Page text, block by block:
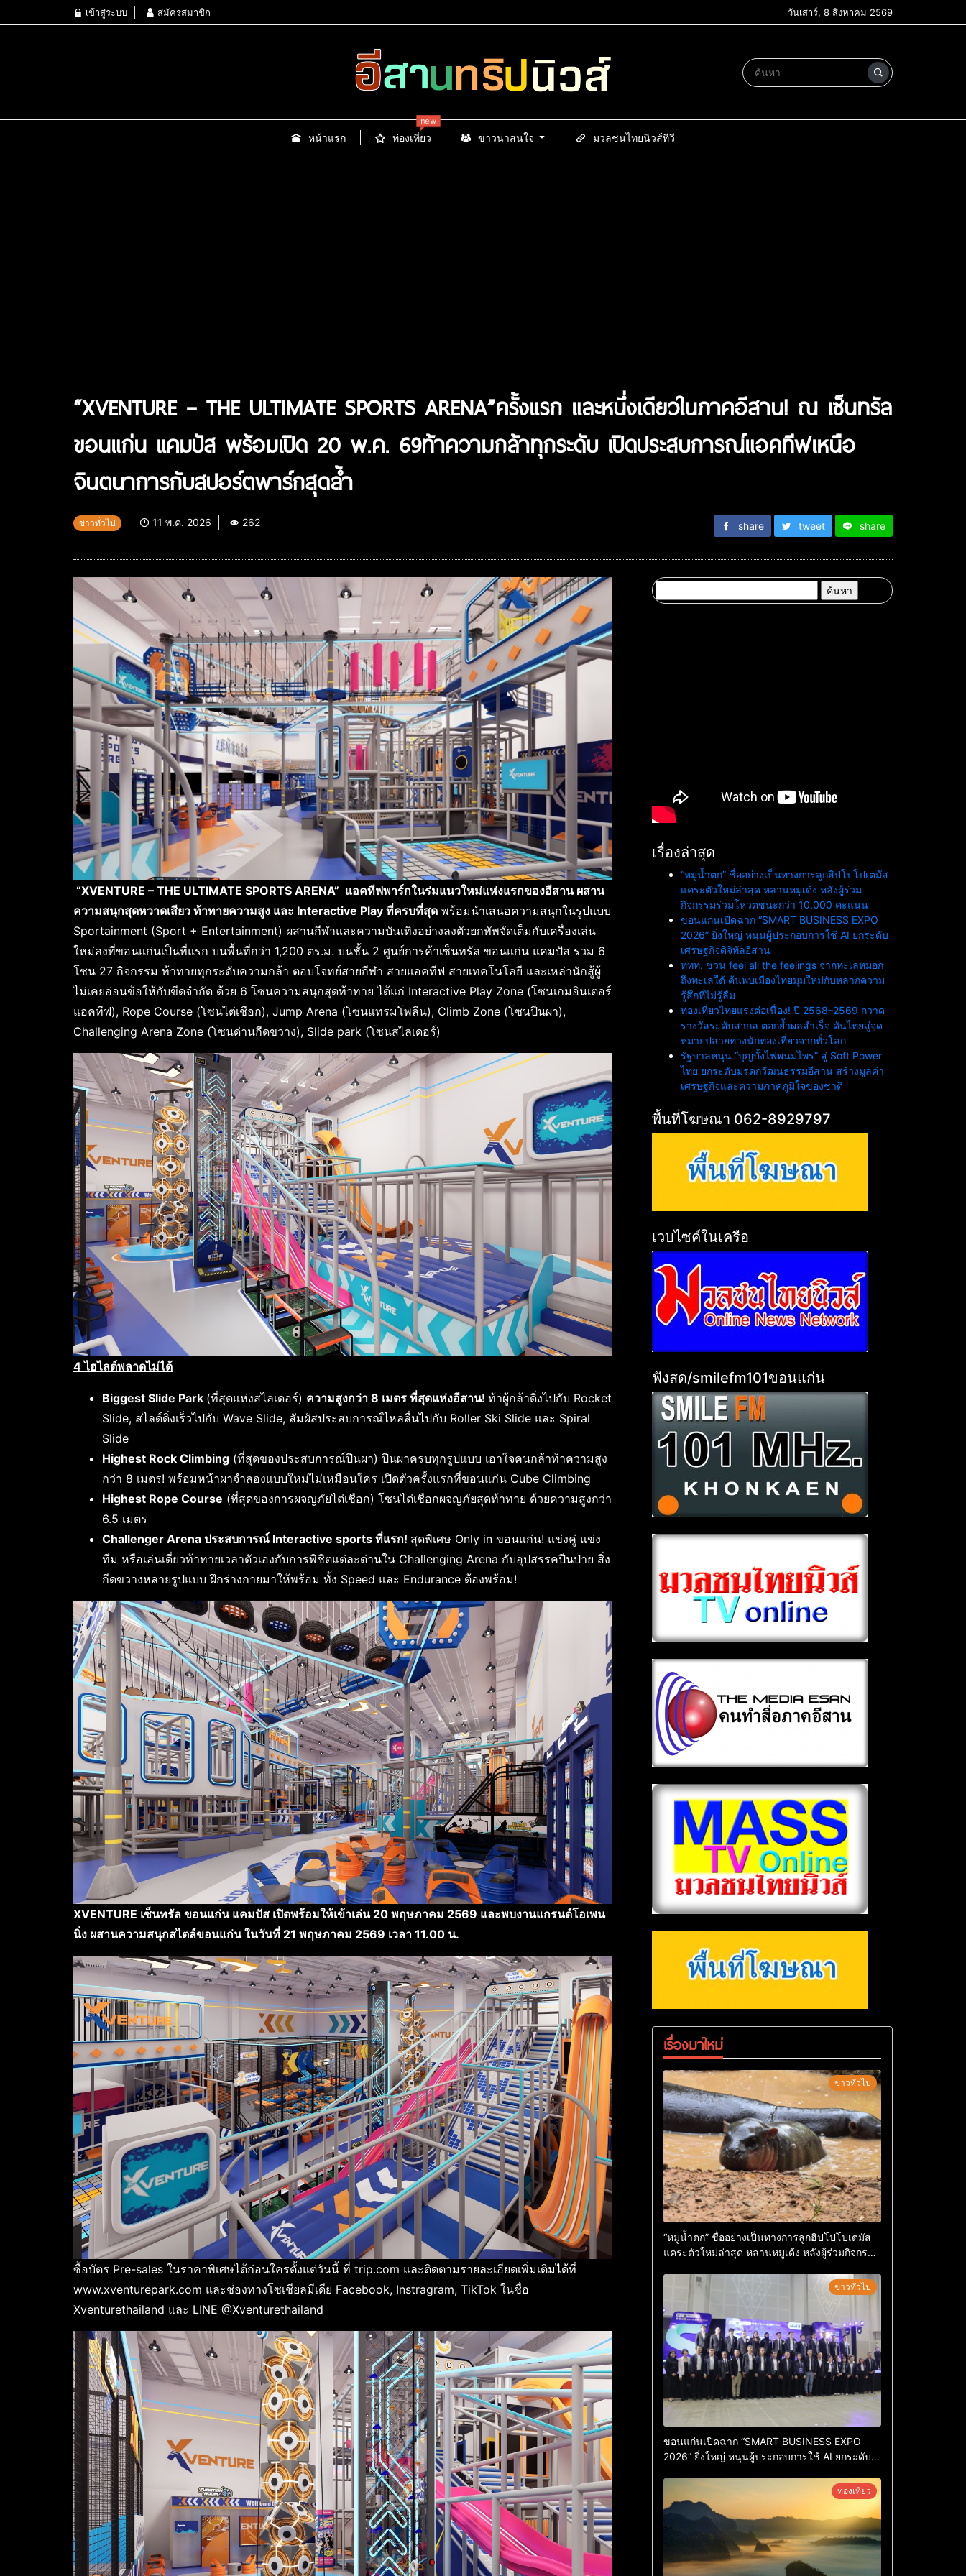
เข้าสู่ระบบ สมัครสมาชิก วันเสาร์, 8 สิงหาคม 2569
หน้าแรก ท่องเที่ยว
new
ข่าวน่าสนใจ มวลชนไทยนิวส์ทีวี
“XVENTURE – THE ULTIMATE SPORTS ARENA”ครั้งแรก และหนึ่งเดียวในภาคอีสาน! ณ เซ็นทรัล
ขอนแก่น แคมปัส พร้อมเปิด 20 พ.ค. 69ท้าความกล้าทุกระดับ เปิดประสบการณ์แอคทีฟเหนือ
จินตนาการกับสปอร์ตพาร์กสุดล้ำ
ข่าวทั่วไป 11 พ.ค. 2026 262 share tweet share
“XVENTURE – THE ULTIMATE SPORTS ARENA” แอคทีฟพาร์กในร่มแนวใหม่แห่งแรกของอีสาน ผสาน
ความสนุกสุดหวาดเสียว ท้าทายความสูง และ Interactive Play ที่ครบที่สุด พร้อมนำเสนอความสนุกในรูปแบบ
Sportainment (Sport + Entertainment) ผสานกีฬาและความบันเทิงอย่างลงตัวยกทัพจัดเต็มกับเครื่องเล่น
ใหม่ลงที่ขอนแก่นเป็นที่แรก บนพื้นที่กว่า 1,200 ตร.ม. บนชั้น 2 ศูนย์การค้าเซ็นทรัล ขอนแก่น แคมปัส รวม 6
โซน 27 กิจกรรม ท้าทายทุกระดับความกล้า ตอบโจทย์สายกีฬา สายแอคทีฟ สายเทคโนโลยี และเหล่านักสู้ผู้
ไม่เคยอ่อนข้อให้กับขีดจำกัด ด้วย 6 โซนความสนุกสุดท้าทาย ได้แก่ Interactive Play Zone (โซนเกมอินเตอร์
แอคทีฟ), Rope Course (โซนไต่เชือก), Jump Arena (โซนแทรมโพลีน), Climb Zone (โซนปีนผา),
Challenging Arena Zone (โซนด่านกีดขวาง), Slide park (โซนสไลเดอร์)
4 ไฮไลต์พลาดไม่ได้
Biggest Slide Park (ที่สุดแห่งสไลเดอร์) ความสูงกว่า 8 เมตร ที่สุดแห่งอีสาน! ท้าผู้กล้าดิ่งไปกับ Rocket
Slide, สไลด์ดิ่งเร็วไปกับ Wave Slide, สัมผัสประสบการณ์ไหลลื่นไปกับ Roller Ski Slide และ Spiral
Slide
Highest Rock Climbing (ที่สุดของประสบการณ์ปีนผา) ปีนผาครบทุกรูปแบบ เอาใจคนกล้าท้าความสูง
กว่า 8 เมตร! พร้อมหน้าผาจำลองแบบใหม่ไม่เหมือนใคร เปิดตัวครั้งแรกที่ขอนแก่น Cube Climbing
Highest Rope Course (ที่สุดของการผจญภัยไต่เชือก) โซนไต่เชือกผจญภัยสุดท้าทาย ด้วยความสูงกว่า
6.5 เมตร
Challenger Arena ประสบการณ์ Interactive sports ที่แรก! สุดพิเศษ Only in ขอนแก่น! แข่งคู่ แข่ง
ทีม หรือเล่นเดี่ยวท้าทายเวลาตัวเองกับการพิชิตแต่ละด่านใน Challenging Arena กับอุปสรรคปีนป่าย สิ่ง
กีดขวางหลายรูปแบบ ฝึกร่างกายมาให้พร้อม ทั้ง Speed และ Endurance ต้องพร้อม!
XVENTURE เซ็นทรัล ขอนแก่น แคมปัส เปิดพร้อมให้เข้าเล่น 20 พฤษภาคม 2569 และพบงานแกรนด์โอเพน
นิ่ง ผสานความสนุกสไตล์ขอนแก่น ในวันที่ 21 พฤษภาคม 2569 เวลา 11.00 น.
ซื้อบัตร Pre-sales ในราคาพิเศษได้ก่อนใครตั้งแต่วันนี้ ที่ trip.com และติดตามรายละเอียดเพิ่มเติมได้ที่
www.xventurepark.com และช่องทางโซเชียลมีเดีย Facebook, Instragram, TikTok ในชื่อ
Xventurethailand และ LINE @Xventurethailand
สำหรับ:
เรื่องล่าสุด
“หมูน้ำตก” ชื่ออย่างเป็นทางการลูกฮิปโปโปเตมัส
แคระตัวใหม่ล่าสุด หลานหมูเด้ง หลังผู้ร่วม
กิจกรรมร่วมโหวตชนะกว่า 10,000 คะแนน
ขอนแก่นเปิดฉาก “SMART BUSINESS EXPO
2026” ยิ่งใหญ่ หนุนผู้ประกอบการใช้ AI ยกระดับ
เศรษฐกิจดิจิทัลอีสาน
ททท. ชวน feel all the feelings จากทะเลหมอก
ถึงทะเลใต้ ค้นพบเมืองไทยมุมใหม่กับหลากความ
รู้สึกที่ไม่รู้ลืม
ท่องเที่ยวไทยแรงต่อเนื่อง! ปี 2568–2569 กวาด
รางวัลระดับสากล ตอกย้ำผลสำเร็จ ดันไทยสู่จุด
หมายปลายทางนักท่องเที่ยวจากทั่วโลก
รัฐบาลหนุน “บุญบั้งไฟพนมไพร” สู่ Soft Power
ไทย ยกระดับมรดกวัฒนธรรมอีสาน สร้างมูลค่า
เศรษฐกิจและความภาคภูมิใจของชาติ
พื้นที่โฆษณา 062-8929797
เวบไซค์ในเครือ
ฟังสด/smilefm101ขอนแก่น
เรื่องมาใหม่
ข่าวทั่วไป
“หมูน้ำตก” ชื่ออย่างเป็นทางการลูกฮิปโปโปเตมัส
แคระตัวใหม่ล่าสุด หลานหมูเด้ง หลังผู้ร่วมกิจกรรม
ข่าวทั่วไป
ขอนแก่นเปิดฉาก “SMART BUSINESS EXPO
2026” ยิ่งใหญ่ หนุนผู้ประกอบการใช้ AI ยกระดับ
ท่องเที่ยว